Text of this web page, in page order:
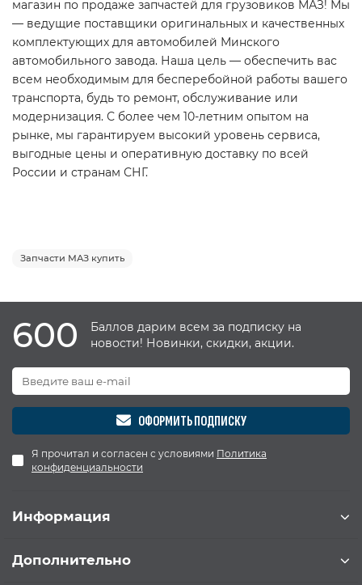
магазин по продаже запчастей для грузовиков МАЗ! Мы
— ведущие поставщики оригинальных и качественных
комплектующих для автомобилей Минского
автомобильного завода. Наша цель — обеспечить вас
всем необходимым для бесперебойной работы вашего
транспорта, будь то ремонт, обслуживание или
модернизация. С более чем 10-летним опытом на
рынке, мы гарантируем высокий уровень сервиса,
выгодные цены и оперативную доставку по всей
России и странам СНГ.
Запчасти МАЗ купить
600
Баллов дарим всем за подписку на
новости! Новинки, скидки, акции.
ОФОРМИТЬ ПОДПИСКУ
Я прочитал и согласен с условиями Политика
конфиденциальности
Информация
Дополнительно